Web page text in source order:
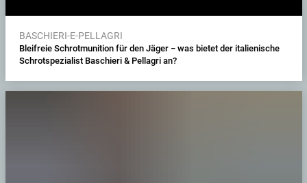
BASCHIERI-E-PELLAGRI
Bleifreie Schrotmunition für den Jäger − was bietet der italienische
Schrotspezialist Baschieri & Pellagri an?